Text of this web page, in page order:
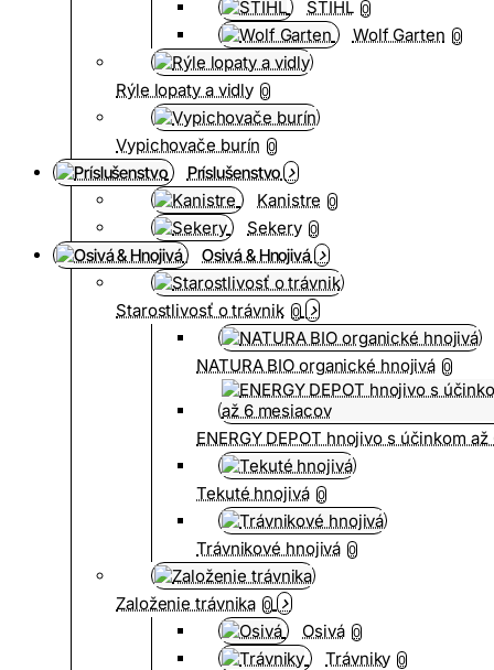
STIHL 0
Wolf Garten 0
Rýle lopaty a vidly 0
Vypichovače burín 0
Príslušenstvo
Kanistre 0
Sekery 0
Osivá & Hnojivá
Starostlivosť o trávnik 0
NATURA BIO organické hnojivá 0
ENERGY DEPOT hnojivo s účinkom
Tekuté hnojivá 0
Trávnikové hnojivá 0
Založenie trávnika 0
Osivá 0
Trávniky 0